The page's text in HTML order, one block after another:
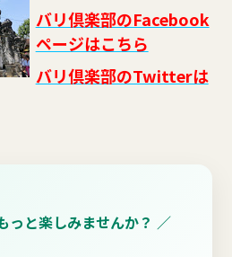
バリ倶楽部のFacebook
ページはこちら
バリ倶楽部のTwitterは
っと楽しみませんか？ ／